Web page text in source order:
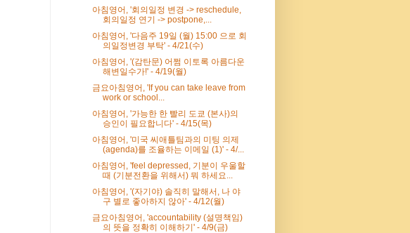
아침영어, '회의일정 변경 -> reschedule,
회의일정 연기 -> postpone,...
아침영어, '다음주 19일 (월) 15:00 으로 회
의일정변경 부탁' - 4/21(수)
아침영어, '(감탄문) 어쩜 이토록 아름다운
해변일수가!' - 4/19(월)
금요아침영어, 'If you can take leave from
work or school...
아침영어, '가능한 한 빨리 도쿄 (본사)의
승인이 필요합니다' - 4/15(목)
아침영어, '미국 씨애틀팀과의 미팅 의제
(agenda)를 조율하는 이메일 (1)' - 4/...
아침영어, 'feel depressed, 기분이 우울할
때 (기분전환을 위해서) 뭐 하세요...
아침영어, '(자기야) 솔직히 말해서, 나 야
구 별로 좋아하지 않아' - 4/12(월)
금요아침영어, 'accountability (설명책임)
의 뜻을 정확히 이해하기' - 4/9(금)